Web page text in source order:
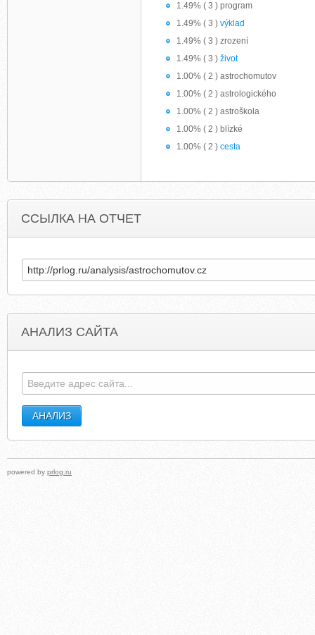
1.49% ( 3 ) program
1.49% ( 3 ) výklad
1.49% ( 3 ) zrození
1.49% ( 3 ) život
1.00% ( 2 ) astrochomutov
1.00% ( 2 ) astrologického
1.00% ( 2 ) astroškola
1.00% ( 2 ) blízké
1.00% ( 2 ) cesta
ССЫЛКА НА ОТЧЕТ
АНАЛИЗ САЙТА
powered by prlog.ru